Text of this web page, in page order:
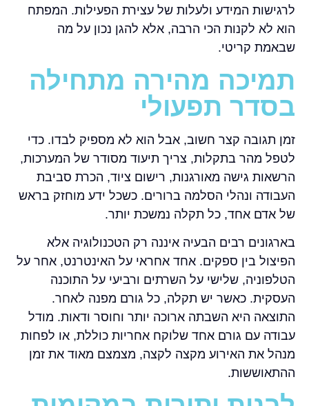
לרגישות המידע ולעלות של עצירת הפעילות. המפתח
הוא לא לקנות הכי הרבה, אלא להגן נכון על מה
שבאמת קריטי.
תמיכה מהירה מתחילה
בסדר תפעולי
זמן תגובה קצר חשוב, אבל הוא לא מספיק לבדו. כדי
לטפל מהר בתקלות, צריך תיעוד מסודר של המערכות,
הרשאות גישה מאורגנות, רישום ציוד, הכרת סביבת
העבודה ונהלי הסלמה ברורים. כשכל ידע מוחזק בראש
של אדם אחד, כל תקלה נמשכת יותר.
בארגונים רבים הבעיה איננה רק הטכנולוגיה אלא
הפיצול בין ספקים. אחד אחראי על האינטרנט, אחר על
הטלפוניה, שלישי על השרתים ורביעי על התוכנה
העסקית. כאשר יש תקלה, כל גורם מפנה לאחר.
התוצאה היא השבתה ארוכה יותר וחוסר ודאות. מודל
עבודה עם גורם אחד שלוקח אחריות כוללת, או לפחות
מנהל את האירוע מקצה לקצה, מצמצם מאוד את זמן
ההתאוששות.